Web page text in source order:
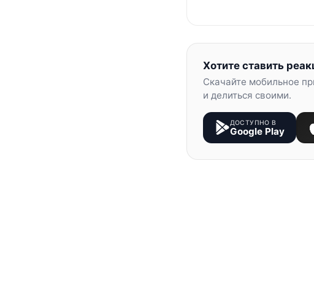
Хотите ставить
Скачайте мобильное
и делиться своими.
ДОСТУПНО В
Google Play